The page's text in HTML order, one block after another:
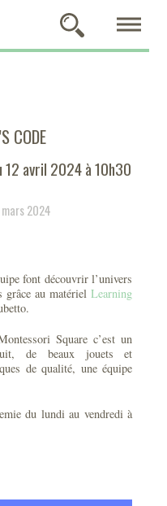
CODE
avril 2024 à 10h30
2024
font découvrir l’univers
grâce au matérielLearning
Square c’est un
de beaux jouets et
de qualité, une équipe
du lundi au vendredi à